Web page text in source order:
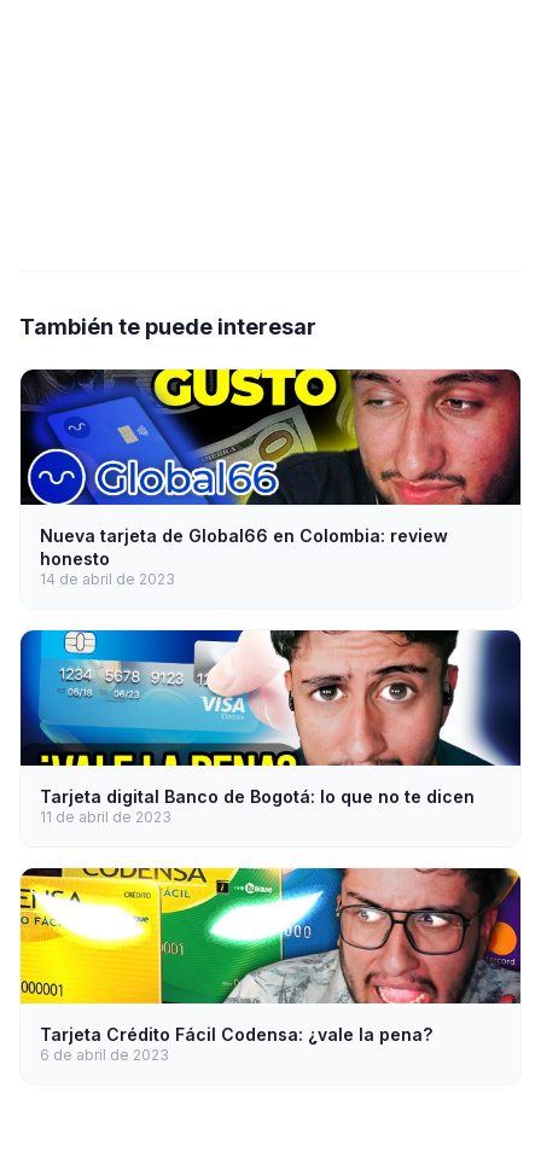
También te puede interesar
Nueva tarjeta de Global66 en Colombia: review
honesto
14 de abril de 2023
Tarjeta digital Banco de Bogotá: lo que no te dicen
11 de abril de 2023
Tarjeta Crédito Fácil Codensa: ¿vale la pena?
6 de abril de 2023